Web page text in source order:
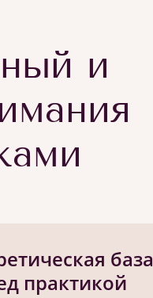
и
база
практикой